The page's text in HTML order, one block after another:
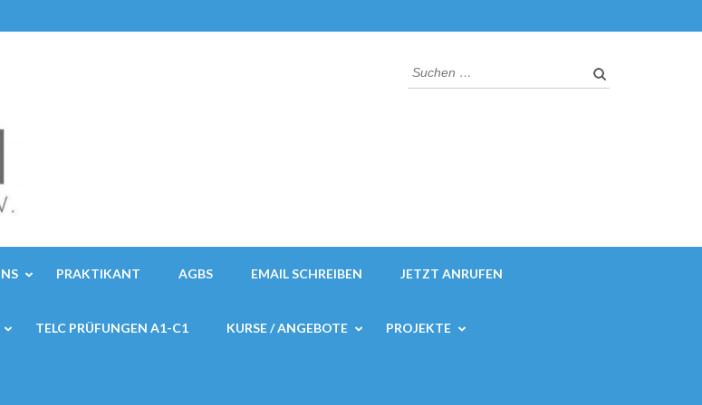
Suchen
nach:
PRAKTIKANT AGBS EMAIL SCHREIBEN JETZT ANRUFEN
TELC PRÜFUNGEN A1-C1 KURSE / ANGEBOTE PROJEKTE